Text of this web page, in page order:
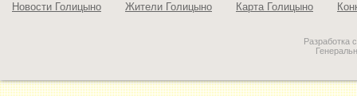
Новости Голицыно Жители Голицыно Карта Голицыно
Разработка